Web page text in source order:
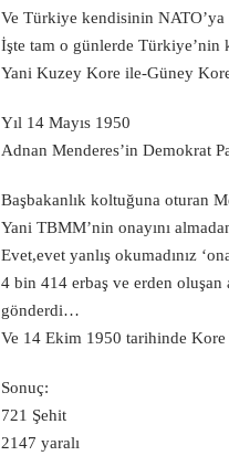
Ve Türkiye kendisinin NATO’ya
İşte tam o günlerde Türkiye’nin
Yani Kuzey Kore ile-Güney
Yıl 14 Mayıs 1950
Adnan Menderes’in Demokrat
Başbakanlık koltuğuna oturan
Yani TBMM’nin onayını
Evet,evet yanlış okumadınız
4 bin 414 erbaş ve erden oluşan
gönderdi…
Ve 14 Ekim 1950 tarihinde
Sonuç:
721 Şehit
2147 yaralı